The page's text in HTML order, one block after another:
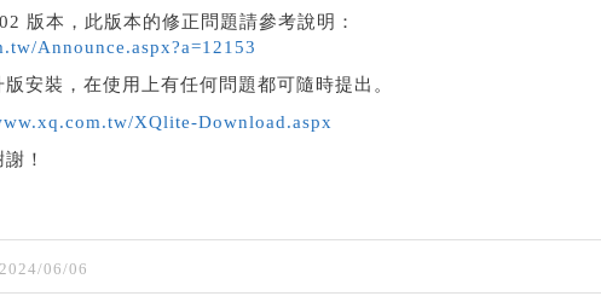
版本，此版本的修正問題請參考說明：
Announce.aspx?a=12153
安裝，在使用上有任何問題都可隨時提出。
XQlite-Download.aspx
！
06/06